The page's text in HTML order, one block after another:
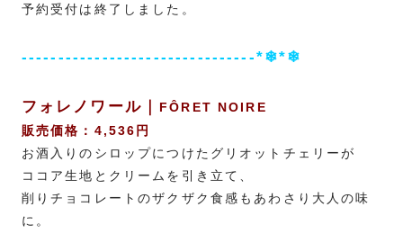
予約受付は終了しました。
--------------------------------*❄*❄
フォレノワール｜ FÔRET NOIRE
販売価格：4,536円
お酒入りのシロップにつけたグリオットチェリーが
ココア生地とクリームを引き立て、
削りチョコレートのザクザク食感もあわさり大人の味
に。